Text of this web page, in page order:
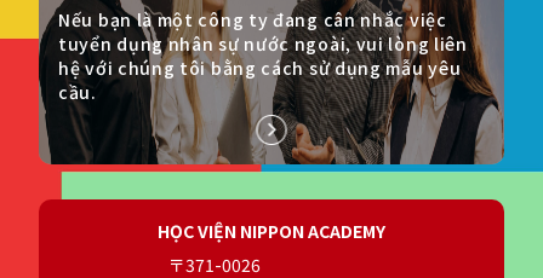
Nếu bạn là một công ty đang cân nhắc việc
tuyển dụng nhân sự nước ngoài, vui lòng liên
hệ với chúng tôi bằng cách sử dụng mẫu yêu
cầu.
HỌC VIỆN NIPPON ACADEMY
〒371-0026